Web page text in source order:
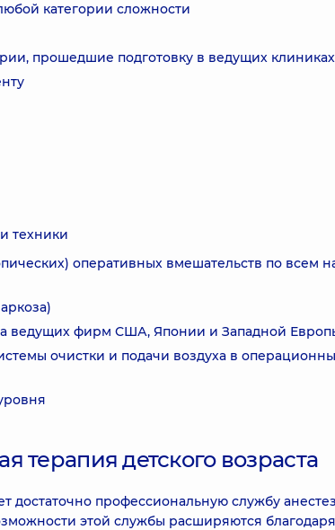
категории сложности
прошедшие подготовку в ведущих
техники
оперативных вмешательств по всем
ведущих фирм США, Японии и Западной
очистки и подачи воздуха в
терапия детского возраста
профессиональную службу
этой службы расширяются